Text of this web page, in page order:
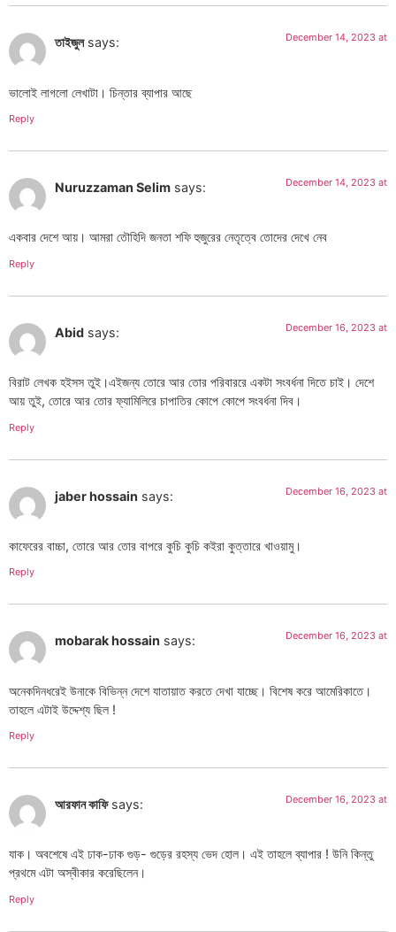
তাইজুল says: December 14, 2023 at
ভালোই লাগলো লেখাটা। চিন্তার ব্যাপার আছে
Reply
Nuruzzaman Selim says: December 14, 2023 at
একবার দেশে আয়। আমরা তৌহিদি জনতা শফি হুজুরের নেতৃত্বে তোদের দেখে নেব
Reply
Abid says: December 16, 2023 at
বিরাট লেখক হইসস তুই।এইজন্য তোরে আর তোর পরিবাররে একটা সংবর্ধনা দিতে চাই। দেশে
আয় তুই, তোরে আর তোর ফ্যামিলিরে চাপাতির কোপে কোপে সংবর্ধনা দিব।
Reply
jaber hossain says: December 16, 2023 at
কাফেরের বাচ্চা, তোরে আর তোর বাপরে কুচি কুচি কইরা কুত্তারে খাওয়ামু।
Reply
mobarak hossain says: December 16, 2023 at
অনেকদিনধরেই উনাকে বিভিন্ন দেশে যাতায়াত করতে দেখা যাচ্ছে। বিশেষ করে আমেরিকাতে।
তাহলে এটাই উদ্দেশ্য ছিল !
Reply
আরফান কাফি says: December 16, 2023 at
যাক। অবশেষে এই ঢাক-ঢাক গুড়- গুড়ের রহস্য ভেদ হোল। এই তাহলে ব্যাপার ! উনি কিন্তু
প্রথমে এটা অস্বীকার করেছিলেন।
Reply